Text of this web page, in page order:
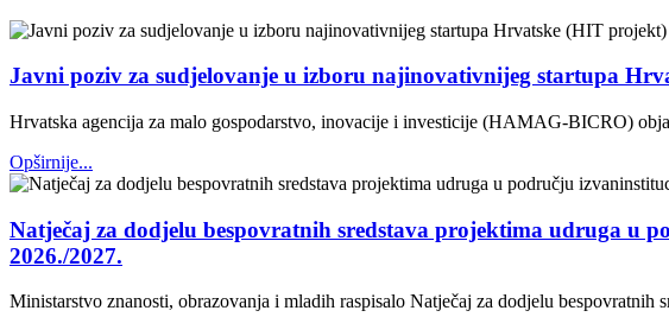
Javni poziv za sudjelovanje u izboru najinovativnijeg startupa
Hrvatska agencija za malo gospodarstvo, inovacije i investicije (HAMAG-BICRO)
Opširnije...
Natječaj za dodjelu bespovratnih sredstava projektima udruga u
2026./2027.
Ministarstvo znanosti, obrazovanja i mladih raspisalo Natječaj za dodjelu